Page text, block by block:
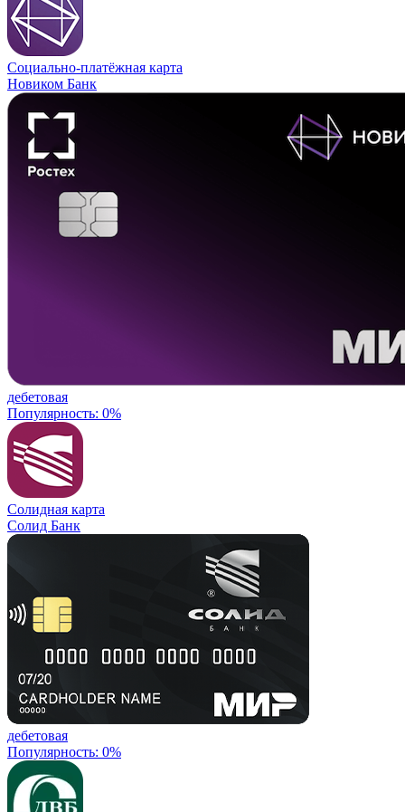
Социально-платёжная карта
Новиком Банк
дебетовая
Популярность: 0%
Солидная карта
Солид Банк
дебетовая
Популярность: 0%